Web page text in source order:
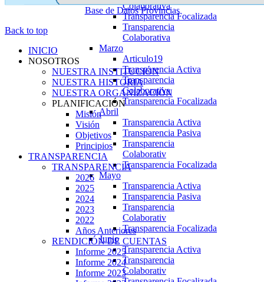
Colaborativa
Transparencia Focalizada
Transparencia
Colaborativa
Marzo
Articulo19
Transparencia Activa
Transparencia
Colaborativa
Transparencia Focalizada
Abril
Transparencia Activa
Transparencia Pasiva
Transparencia
Colaborativ
Transparencia Focalizada
Mayo
Transparencia Activa
Transparencia Pasiva
Transparencia
Colaborativ
Transparencia Focalizada
Junio
Transparencia Activa
Transparencia
Colaborativ
Base de Datos Provincias
Back to top
INICIO
NOSOTROS
NUESTRA INSTITUCIÓN
NUESTRA HISTORIA
NUESTRA ORGANIZACIÓN
PLANIFICACIÓN
Misión
Visión
Objetivos
Principios
TRANSPARENCIA
TRANSPARENCIA
2026
2025
2024
2023
2022
Años Anteriores
RENDICIÓN DE CUENTAS
Informe 2025
Informe 2024
Informe 2023